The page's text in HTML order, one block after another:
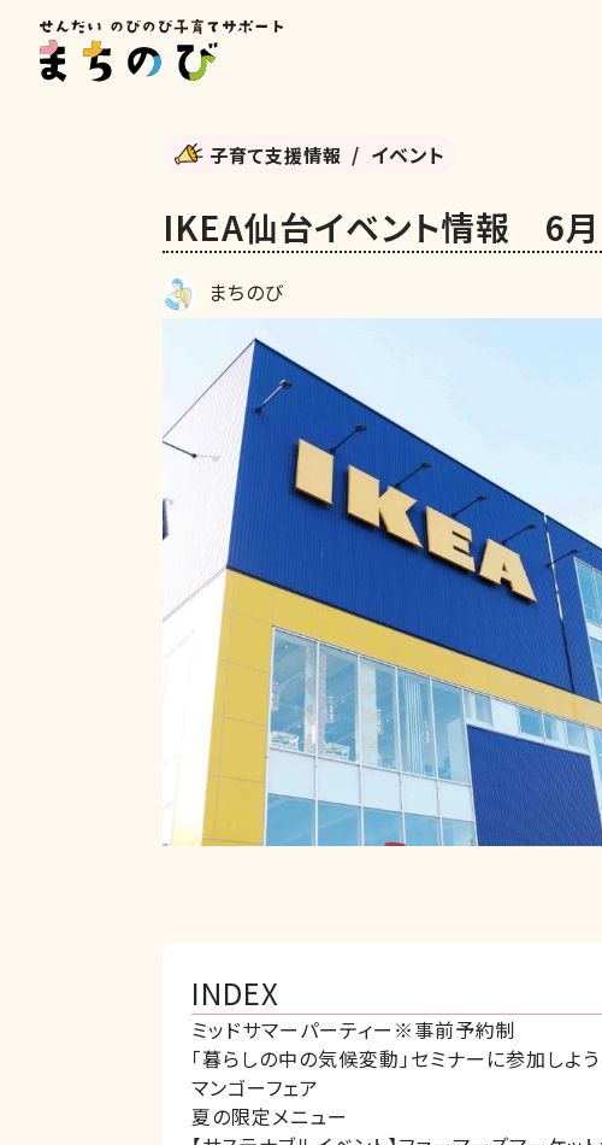
子育て支援情報 イベント
IKEA仙台イベント情報 6月
まちのび
INDEX
ミッドサマーパーティー※事前予約制
「暮らしの中の気候変動」セミナーに参加し
マンゴーフェア
夏の限定メニュー